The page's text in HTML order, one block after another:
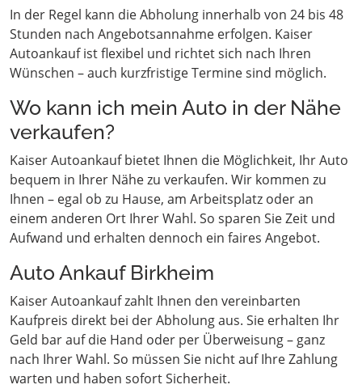
In der Regel kann die Abholung innerhalb von 24 bis 48
Stunden nach Angebotsannahme erfolgen. Kaiser
Autoankauf ist flexibel und richtet sich nach Ihren
Wünschen – auch kurzfristige Termine sind möglich.
Wo kann ich mein Auto in der Nähe
verkaufen?
Kaiser Autoankauf bietet Ihnen die Möglichkeit, Ihr Auto
bequem in Ihrer Nähe zu verkaufen. Wir kommen zu
Ihnen – egal ob zu Hause, am Arbeitsplatz oder an
einem anderen Ort Ihrer Wahl. So sparen Sie Zeit und
Aufwand und erhalten dennoch ein faires Angebot.
Auto Ankauf Birkheim
Kaiser Autoankauf zahlt Ihnen den vereinbarten
Kaufpreis direkt bei der Abholung aus. Sie erhalten Ihr
Geld bar auf die Hand oder per Überweisung – ganz
nach Ihrer Wahl. So müssen Sie nicht auf Ihre Zahlung
warten und haben sofort Sicherheit.